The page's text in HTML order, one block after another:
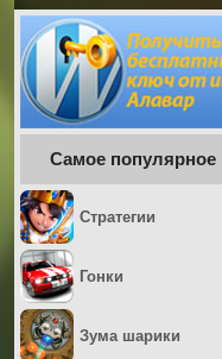
Самое популярное
Стратегии
Гонки
Зума шарики